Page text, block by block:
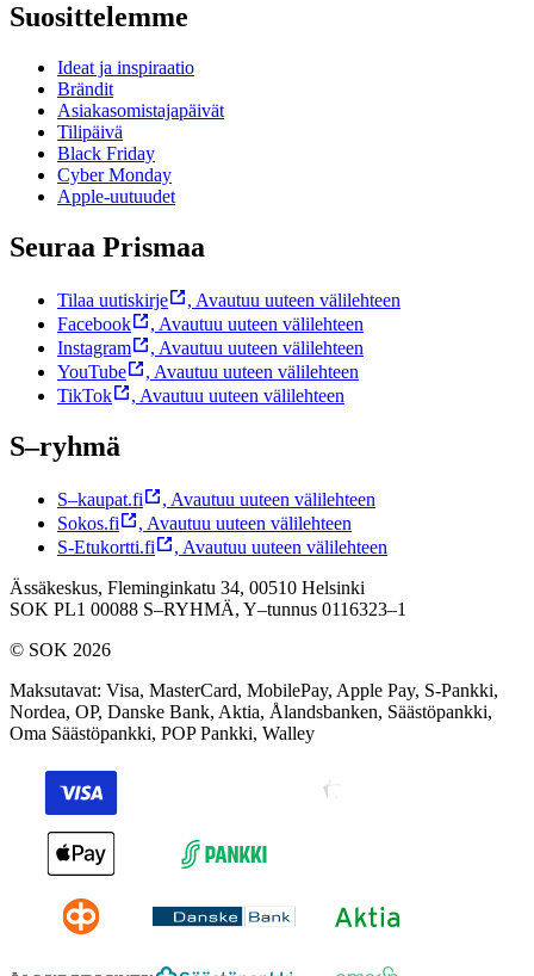
Suosittelemme
Ideat ja inspiraatio
Brändit
Asiakasomistajapäivät
Tilipäivä
Black Friday
Cyber Monday
Apple-uutuudet
Seuraa Prismaa
Tilaa uutiskirje , Avautuu uuteen välilehteen
Facebook
, Avautuu uuteen välilehteen
Instagram
, Avautuu uuteen välilehteen
YouTube
, Avautuu uuteen välilehteen
TikTok
, Avautuu uuteen välilehteen
S–ryhmä
S–kaupat.fi , Avautuu uuteen välilehteen
Sokos.fi
, Avautuu uuteen välilehteen
S-Etukortti.fi
, Avautuu uuteen välilehteen
Ässäkeskus, Fleminginkatu 34, 00510 Helsinki
SOK PL1 00088 S–RYHMÄ, Y–tunnus 0116323–1
© SOK 2026
Maksutavat: Visa, MasterCard, MobilePay, Apple Pay, S-Pankki,
Nordea, OP, Danske Bank, Aktia, Ålandsbanken, Säästöpankki,
Oma Säästöpankki, POP Pankki, Walley